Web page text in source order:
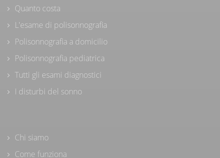
Quanto costa
L'esame di polisonnografia
Polisonnografia a domicilio
Polisonnografia pediatrica
Tutti gli esami diagnostici
I disturbi del sonno
Chi siamo
Come funziona